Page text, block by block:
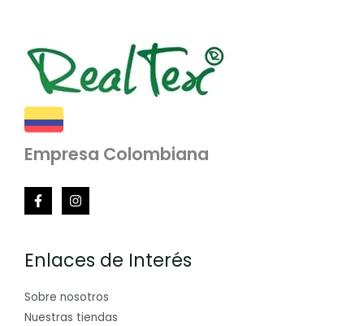
Empresa Colombiana
Enlaces de Interés
Sobre nosotros
Nuestras tiendas